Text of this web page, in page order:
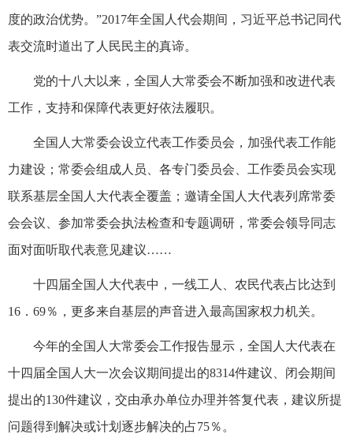
度的政治优势。”2017年全国人代会期间，习近平总书记同代
表交流时道出了人民民主的真谛。
党的十八大以来，全国人大常委会不断加强和改进代表
工作，支持和保障代表更好依法履职。
全国人大常委会设立代表工作委员会，加强代表工作能
力建设；常委会组成人员、各专门委员会、工作委员会实现
联系基层全国人大代表全覆盖；邀请全国人大代表列席常委
会会议、参加常委会执法检查和专题调研，常委会领导同志
面对面听取代表意见建议……
十四届全国人大代表中，一线工人、农民代表占比达到
16．69％，更多来自基层的声音进入最高国家权力机关。
今年的全国人大常委会工作报告显示，全国人大代表在
十四届全国人大一次会议期间提出的8314件建议、闭会期间
提出的130件建议，交由承办单位办理并答复代表，建议所提
问题得到解决或计划逐步解决的占75％。